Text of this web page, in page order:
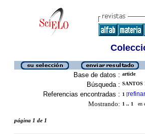
Base de datos : article
Búsqueda : SANTOS
Referencias encontradas : 1 [refinar
Mostrando: 1 .. 1 en
página 1 de 1